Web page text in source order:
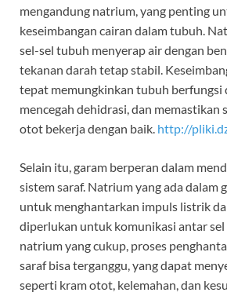
mengandung natrium, yang penting
keseimbangan cairan dalam tubuh.
sel-sel tubuh menyerap air dengan
tekanan darah tetap stabil.
tepat memungkinkan tubuh berfungsi
mencegah dehidrasi, dan memastikan
otot bekerja dengan baik. http://
Selain itu, garam berperan dalam
sistem saraf. Natrium yang ada dalam
untuk menghantarkan impuls listrik
diperlukan untuk komunikasi antar sel
natrium yang cukup, proses
saraf bisa terganggu, yang dapat
seperti kram otot, kelemahan, dan